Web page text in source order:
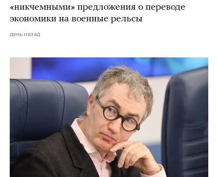
«никчемными» предложения о переводе
экономики на военные рельсы
день назад